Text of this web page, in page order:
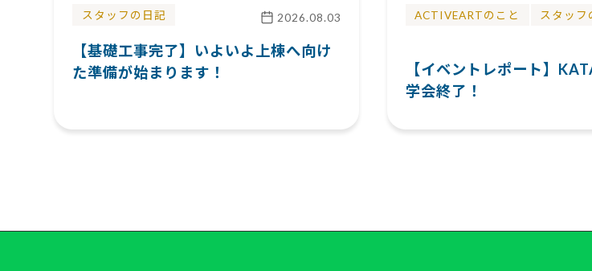
スタッフの日記 2026.08.03
【基礎工事完了】いよいよ上棟へ向け
た準備が始まります！
ACTIVEARTのこと
スタッフ
【イベントレポート】
学会終了！